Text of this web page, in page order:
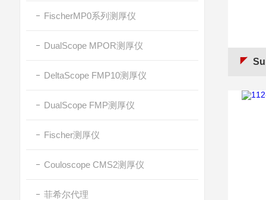
FischerMP0系列测厚仪
DualScope MPOR测厚仪
DeltaScope FMP10测厚仪
DualScope FMP测厚仪
Fischer测厚仪
Couloscope CMS2测厚仪
菲希尔代理